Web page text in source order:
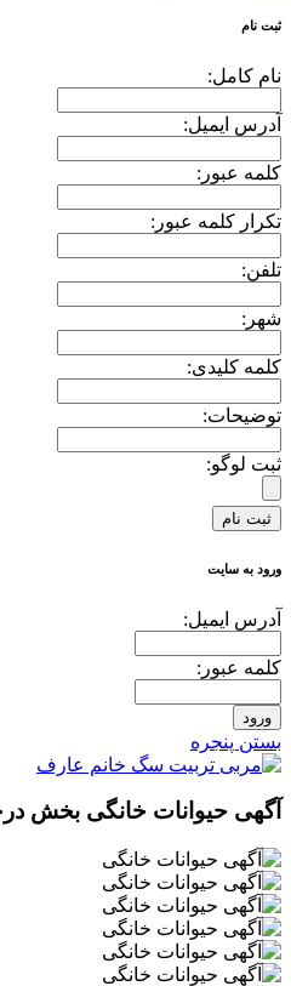
ثبت نام
نام کامل:
آدرس ایمیل:
کلمه عبور:
تکرار کلمه عبور:
تلفن:
شهر:
کلمه کلیدی:
توضیحات:
ثبت لوگو:
ورود به سایت
آدرس ايميل:
کلمه عبور:
بستن پنجره
آگهی حیوانات خانگی بخش